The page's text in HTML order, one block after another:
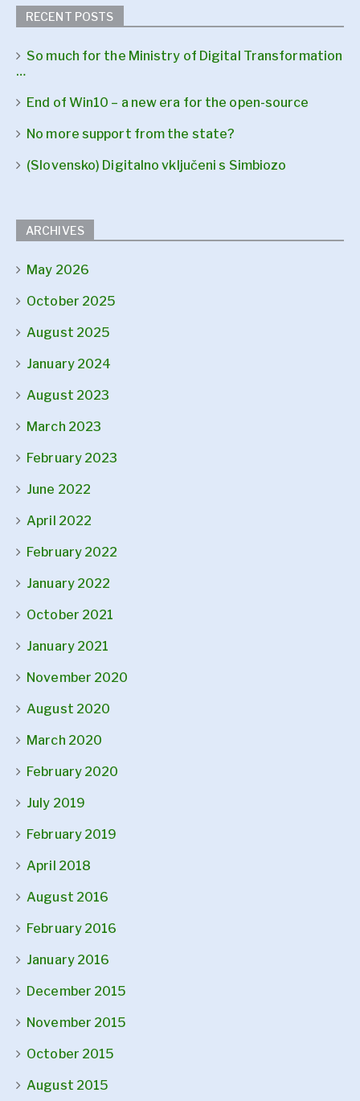
RECENT POSTS
So much for the Ministry of Digital Transformation
…
End of Win10 – a new era for the open-source
No more support from the state?
(Slovensko) Digitalno vključeni s Simbiozo
ARCHIVES
May 2026
October 2025
August 2025
January 2024
August 2023
March 2023
February 2023
June 2022
April 2022
February 2022
January 2022
October 2021
January 2021
November 2020
August 2020
March 2020
February 2020
July 2019
February 2019
April 2018
August 2016
February 2016
January 2016
December 2015
November 2015
October 2015
August 2015